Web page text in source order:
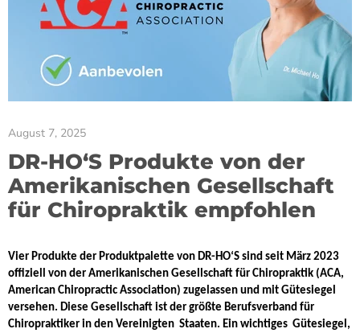
August 7, 2025
DR-HO‘S Produkte von der
Amerikanischen Gesellschaft
für Chiropraktik empfohlen
Vier Produkte der Produktpalette von DR-HO‘S sind seit März 2023
offiziell von der Amerikanischen Gesellschaft für Chiropraktik (ACA,
American Chiropractic Association) zugelassen und mit Gütesiegel
versehen. Diese Gesellschaft ist der größte Berufsverband für
Chiropraktiker in den Vereinigten Staaten. Ein wichtiges Gütesiegel,